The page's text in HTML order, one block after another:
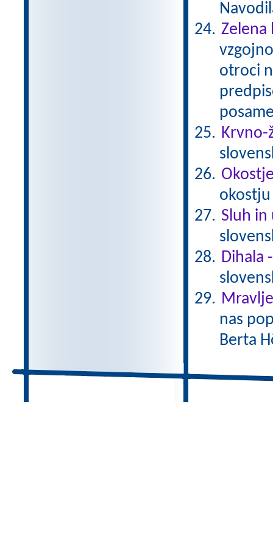
Zelena
otroci
Krvno-
Sluh
Dihala
nas
Berta